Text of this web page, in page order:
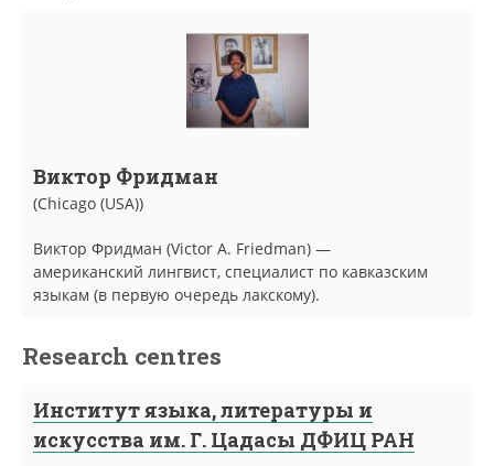
Виктор Фридман
(Chicago (USA))
Виктор Фридман (Victor A. Friedman) —
американский лингвист, специалист по кавказским
языкам (в первую очередь лакскому).
Research centres
Институт языка, литературы и
искусства им. Г. Цадасы ДФИЦ РАН